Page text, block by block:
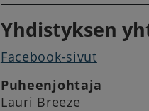
Yhdistyksen
Facebook-sivut
Puheenjohtaja
Lauri Breeze